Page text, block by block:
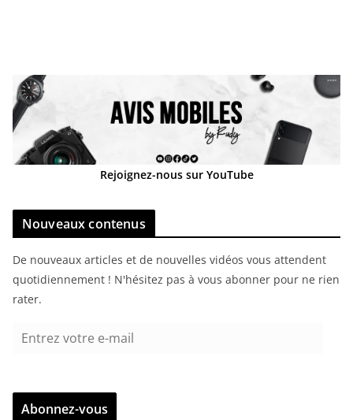
Rejoignez-nous sur YouTube
Nouveaux contenus
De nouveaux articles et de nouvelles vidéos vous attendent
quotidiennement ! N'hésitez pas à vous abonner pour ne rien
rater.
r
Abonnez-vous